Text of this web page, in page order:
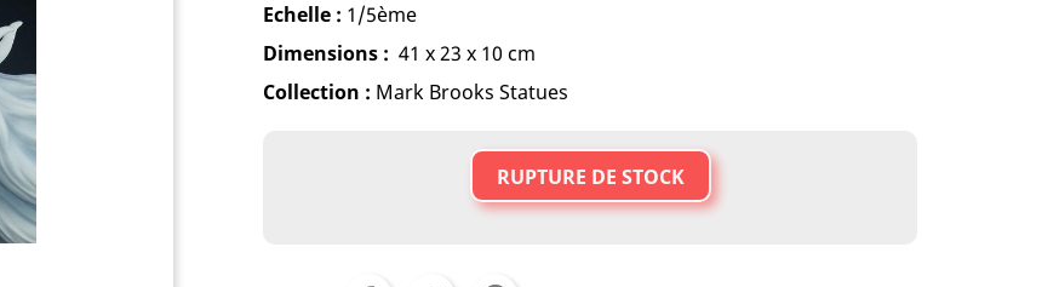
Echelle : 1/5ème
Dimensions : 41 x 23 x 10 cm
Collection : Mark Brooks Statues
RUPTURE DE STOCK